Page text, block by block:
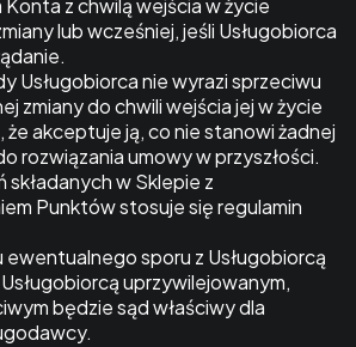
z chwilą wejścia w życie
lub wcześniej, jeśli Usługobiorca
Usługobiorca nie wyrazi sprzeciwu
zmiany do chwili wejścia jej w życie
że akceptuje ją, co nie stanowi żadnej
rozwiązania umowy w przyszłości.
składanych w Sklepie z
Punktów stosuje się regulamin
ewentualnego sporu z Usługobiorcą
uprzywilejowanym,
będzie sąd właściwy dla